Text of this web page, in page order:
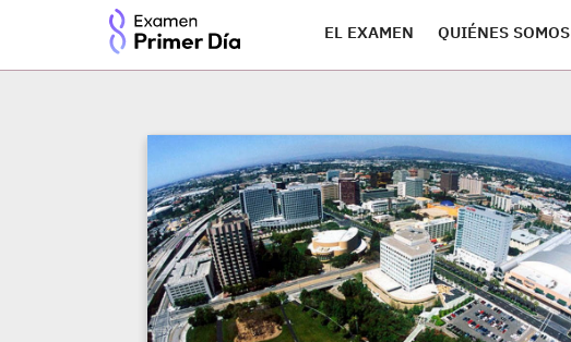
EL EXAMEN QUIÉNES SOMOS